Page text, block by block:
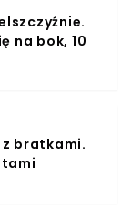
na bok, 10
bratkami.